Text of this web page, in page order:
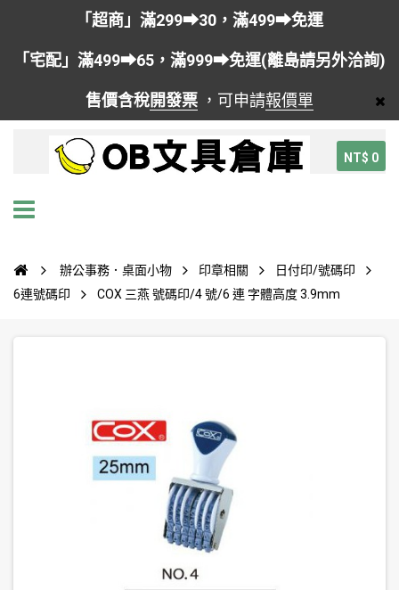
「超商」滿299➡30，滿499➡免運
「宅配」滿499➡65，滿999➡免運(離島請另外洽詢)
售價含稅開發票 ，可申請報價單
NT$ 0
辦公事務．桌面小物 印章相關
日付印/號碼印
6連號碼印
COX 三燕 號碼印/4 號/6 連 字體高度 3.9mm